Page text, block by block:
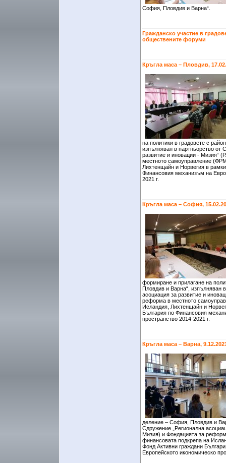
София, Пловдив и Варна“.
Гражданско участие в
обществените форуми
Кръгла маса – Пловдив,
на политики в градовете с
изпълняван в партньорство от
развитие и иновации - Мизия“
местното самоуправление
Лихтенщайн и Норвегия в
Финансовия механизъм на
2021 г.
Кръгла маса – София,
формиране и прилагане на
Пловдив и Варна“, изпълняван
асоциация за развитие и
реформа в местното
Исландия, Лихтенщайн и
България по Финансовия
пространство 2014-2021 г.
Кръгла маса – Варна,
деление – София, Пловдив и
Сдружение „Регионална
Мизия) и Фондацията за
финансовата подкрепа на
Фонд Активни граждани
Европейското икономическо